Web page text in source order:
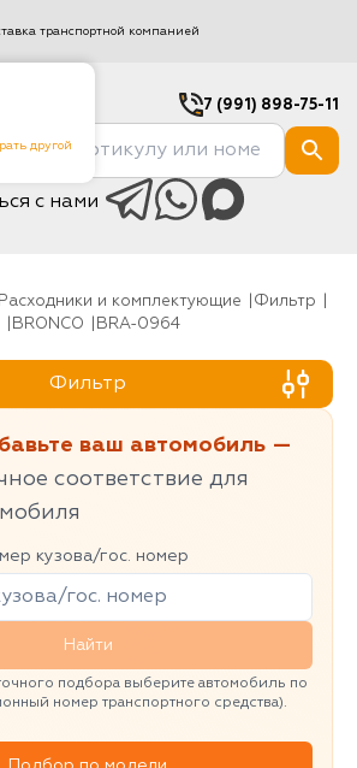
другой
транспортной компанией
7 (991) 898-75-11
с нами
Расходники и комплектующие
фильтр
BRONCO BRA-0964
Фильтр
ваш автомобиль —
соответствие для
кузова/гос. номер
Найти
подбора выберите автомобиль по
номер транспортного средства).